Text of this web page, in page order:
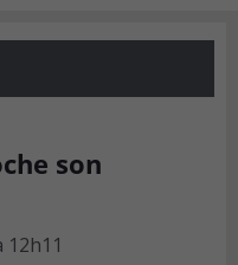
son
12h11